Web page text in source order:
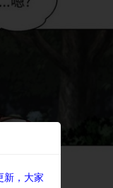
新，大家